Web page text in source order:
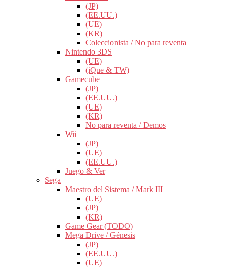
(JP)
(EE.UU.)
(UE)
(KR)
Coleccionista / No para reventa
Nintendo 3DS
(UE)
(iQue & TW)
Gamecube
(JP)
(EE.UU.)
(UE)
(KR)
No para reventa / Demos
Wii
(JP)
(UE)
(EE.UU.)
Juego & Ver
Sega
Maestro del Sistema / Mark III
(UE)
(JP)
(KR)
Game Gear (TODO)
Mega Drive / Génesis
(JP)
(EE.UU.)
(UE)